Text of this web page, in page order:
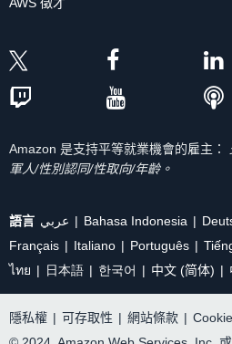
Amazon 是支持平等就業機會的雇主：
軍人/性別認同/性取向/年齡。
語言 عربي Bahasa Indonesia
Français
Italiano Português
ไทย
日本語 한국어 中文 (简体)
隱私權 | 可存取性 | 網站條款 |